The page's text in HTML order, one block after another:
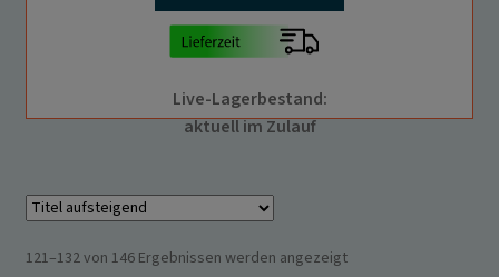
Live-Lagerbestand:
aktuell im Zulauf
121–132 von 146 Ergebnissen werden angezeigt